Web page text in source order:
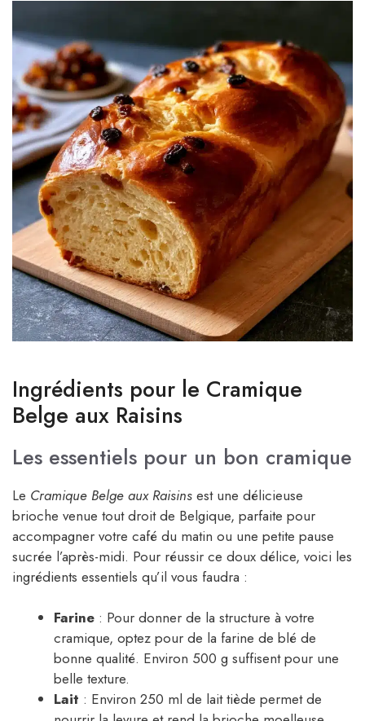
Ingrédients pour le Cramique
Belge aux Raisins
Les essentiels pour un bon cramique
Le Cramique Belge aux Raisins est une délicieuse
brioche venue tout droit de Belgique, parfaite pour
accompagner votre café du matin ou une petite pause
sucrée l’après-midi. Pour réussir ce doux délice, voici les
ingrédients essentiels qu’il vous faudra :
Farine : Pour donner de la structure à votre
cramique, optez pour de la farine de blé de
bonne qualité. Environ 500 g suffisent pour une
belle texture.
Lait : Environ 250 ml de lait tiède permet de